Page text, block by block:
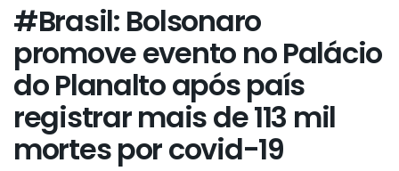
#Brasil: Bolsonaro
promove evento no Palácio
do Planalto após país
registrar mais de 113 mil
mortes por covid-19